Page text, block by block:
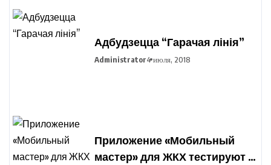
Адбудзецца “Гарачая лінія”
Administrator4 июля, 2018
Приложение «Мобильный
мастер» для ЖКХ тестируют в